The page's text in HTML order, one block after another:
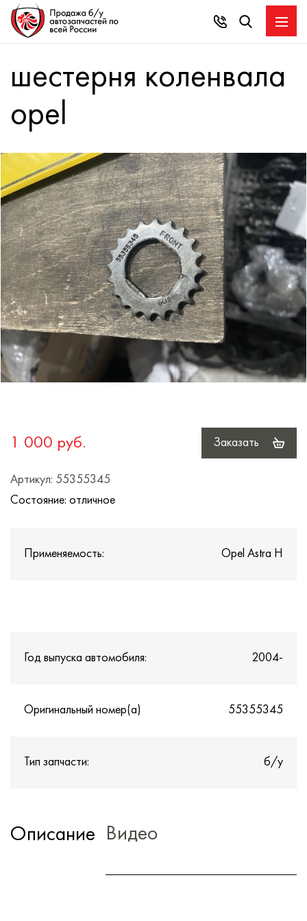
шестерня коленвала
opel
1 000 руб. Заказать
Артикул: 55355345
Состояние: отличное
Применяемость: Opel Astra H
Год выпуска автомобиля: 2004-
Оригинальный номер(а) 55355345
Тип запчасти: б/у
Описание Видео